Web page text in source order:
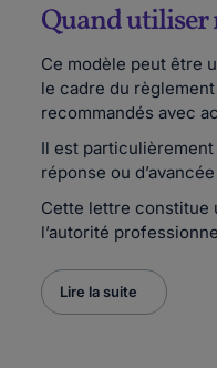
Quand utiliser
Ce modèle peut être
le cadre du
recommandés avec
Il est particulièrement
réponse ou
Cette lettre constitue
l’autorité
Lire la suite